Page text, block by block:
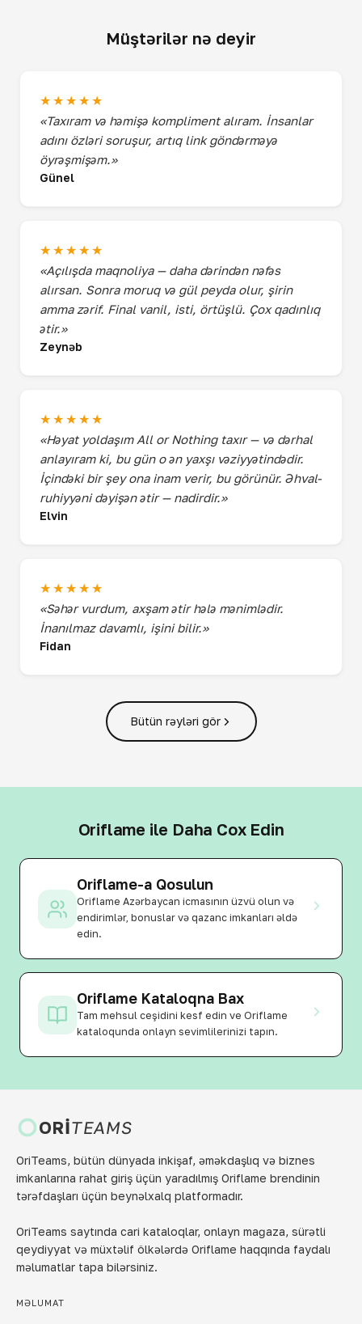
Müştərilər nə deyir
★★★★★
«Taxıram və həmişə kompliment alıram. İnsanlar
adını özləri soruşur, artıq link göndərməyə
öyrəşmişəm.»
Günel
★★★★★
«Açılışda maqnoliya — daha dərindən nəfəs
alırsan. Sonra moruq və gül peyda olur, şirin
amma zərif. Final vanil, isti, örtüşlü. Çox qadınlıq
ətir.»
Zeynəb
★★★★★
«Həyat yoldaşım All or Nothing taxır — və dərhal
anlayıram ki, bu gün o ən yaxşı vəziyyətindədir.
İçindəki bir şey ona inam verir, bu görünür. Əhval-
ruhiyyəni dəyişən ətir — nadirdir.»
Elvin
★★★★★
«Səhər vurdum, axşam ətir hələ mənimlədir.
İnanılmaz davamlı, işini bilir.»
Fidan
Bütün rəyləri gör
Oriflame ile Daha Cox Edin
Oriflame-a Qosulun
Oriflame Azərbaycan icmasının üzvü olun və
endirimlər, bonuslar və qazanc imkanları əldə
edin.
Oriflame Kataloqna Bax
Tam mehsul ceşidini kesf edin ve Oriflame
kataloqunda onlayn sevimlilerinizi tapın.
ORITEAMS
OriTeams, bütün dünyada inkişaf, əməkdaşlıq və biznes
imkanlarına rahat giriş üçün yaradılmış Oriflame brendinin
tərəfdaşları üçün beynəlxalq platformadır.
OriTeams saytında cari kataloqlar, onlayn mağaza, sürətli
qeydiyyat və müxtəlif ölkələrdə Oriflame haqqında faydalı
məlumatlar tapa bilərsiniz.
MƏLUMAT